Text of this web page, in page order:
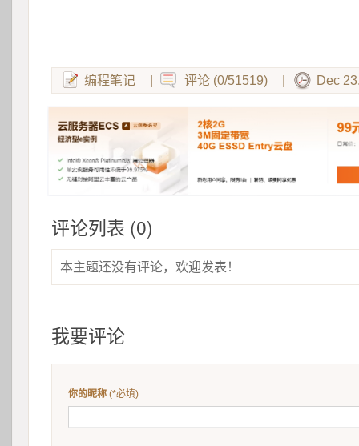
编程笔记 评论 (0/51519) Dec
评论列表 (0)
本主题还没有评论，欢迎发表！
我要评论
你的昵称 (*必填)